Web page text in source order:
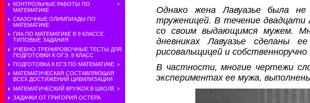
КОНТРОЛЬНЫЕ РАБОТЫ ПО
МАТЕМАТИКЕ
СКАЗОЧНЫЕ ОЛИМПИАДЫ ПО
МАТЕМАТИКЕ
ГИА ПО МАТЕМАТИКЕ В 9 КЛАССЕ.
ТИПОВЫЕ ЗАДАНИЯ
УЧЕБНО-ТРЕНИРОВОЧНЫЕ ТЕСТЫ ДЛЯ
ПОДГОТОВКИ К ОГЭ. 9 КЛАСС
ПОДГОТОВКА К ЕГЭ ПО МАТЕМАТИКЕ
МАТЕМАТИЧЕСКАЯ СОСТАВЛЯЮЩАЯ
ВСЕХ ДОСТИЖЕНИЙ ЦИВИЛИЗАЦИИ
МАТЕМАТИЧЕСКИЙ КРУЖОК В ШКОЛЕ
ЗАДАЧКИ ОТ ГРИГОРИЯ ОСТЕРА
Однако жена Лавуазье была
труженицей. В течение двадцати
со своим выдающимся мужем.
дневниках Лавуазье сделаны
рисовальщицей и
В частности, многие чертежи
экспериментах ее мужа,